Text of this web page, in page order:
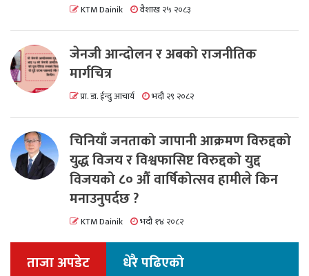
KTM Dainik वैशाख २५ २०८३
जेनजी आन्दोलन र अबको राजनीतिक
मार्गचित्र
प्रा. डा. ईन्दु आचार्य भदौ २९ २०८२
चिनियाँ जनताको जापानी आक्रमण विरुद्दको
युद्ध विजय र विश्वफासिष्ट विरुद्दको युद्द
विजयको ८० औं वार्षिकोत्सव हामीले किन
मनाउनुपर्दछ ?
KTM Dainik भदौ १४ २०८२
ताजा अपडेट धेरै पढिएको